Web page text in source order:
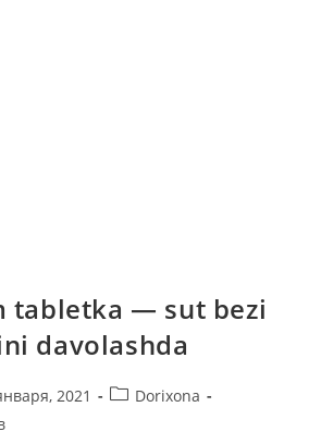
tabletka — sut bezi
davolashda
2021
Рубрика
Dorixona